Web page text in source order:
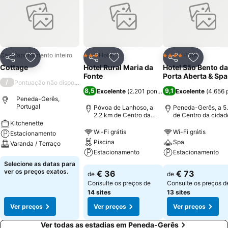
PartilharAdicionar aos favoritos
Casa/apartamento inteiro
Cottage
/ Pontuação não disponível
Peneda-Gerês,
Portugal
Kitchenette
Estacionamento
Varanda / Terraço
Selecione as datas para
ver os preços exatos.
Ver preços
PartilharAdicionar aos favoritos
3 Estrelas
Hotel
Hotel Rural Maria da
Fonte
8,5 Excelente (2.201 pontuações)
Póvoa de Lanhoso, a
2.2 km de Centro da
Wi-Fi grátis
Piscina
Estacionamento
de € 36
Consulte os preços de
14 sites
Ver preços
Partilhar
4 EstrelasHotel
Hotel São Bento da
Porta Aberta & Spa
9,1 Excelente (4.656
Peneda-Gerês, a
de Centro da
Wi-Fi grátis
Spa
Estacionamento
de € 73
Consulte os preços
13 sites
Ver preços
Ver todas as estadias em Peneda-Gerês